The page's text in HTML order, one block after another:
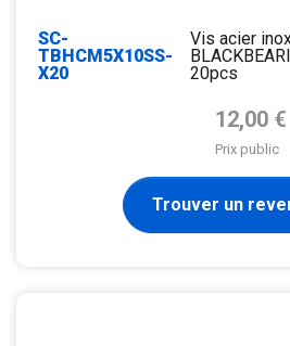
SC-
TBHCM5X10SS-
X20
Vis acier
20pcs
Prix de
12,00 €
Prix public
Trouver un